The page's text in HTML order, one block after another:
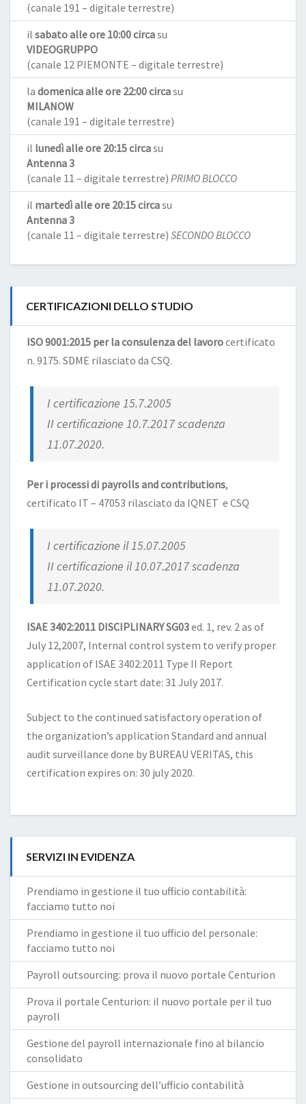
(canale 191 – digitale terrestre)
il sabato alle ore 10:00 circasu
VIDEOGRUPPO
(canale 12 PIEMONTE – digitale terrestre)
la domenica alle ore 22:00 circasu
MILANOW
(canale 191 – digitale terrestre)
il lunedì alle ore 20:15 circasu
Antenna 3
(canale 11 – digitale terrestre) PRIMO BLOCCO
il martedì alle ore 20:15 circasu
Antenna 3
(canale 11 – digitale terrestre) SECONDO BLOCCO
CERTIFICAZIONI DELLO STUDIO
ISO 9001:2015 per la consulenza del lavorocertificato
n. 9175. SDME rilasciato da CSQ.
I certificazione 15.7.2005
II certificazione 10.7.2017 scadenza
11.07.2020.
Per i processi di payrolls and contributions,
certificato IT – 47053 rilasciato da IQNET e CSQ
I certificazione il 15.07.2005
II certificazione il 10.07.2017 scadenza
11.07.2020.
ISAE 3402:2011 DISCIPLINARY SG03ed. 1, rev. 2 as of
July 12,2007, Internal control system to verify proper
application of ISAE 3402:2011 Type II Report
Certification cycle start date: 31 July 2017.
Subject to the continued satisfactory operation of
the organization’s application Standard and annual
audit surveillance done by BUREAU VERITAS, this
certification expires on: 30 july 2020.
SERVIZI IN EVIDENZA
Prendiamo in gestione il tuo ufficio contabilità:
facciamo tutto noi
Prendiamo in gestione il tuo ufficio del personale:
facciamo tutto noi
Payroll outsourcing: prova il nuovo portale Centurion
Prova il portale Centurion: il nuovo portale per il tuo
payroll
Gestione del payroll internazionale fino al bilancio
consolidato
Gestione in outsourcing dell’ufficio contabilità